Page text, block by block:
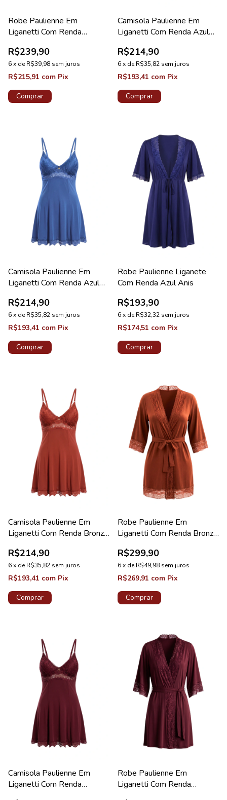
Robe Paulienne Em
Liganetti Com Renda
R$239,90
6x deR$39,98 sem juros
R$215,91 com Pix
Comprar
Camisola Paulienne Em
Liganetti Com Renda Azul
R$214,90
6x deR$35,82 sem juros
R$193,41 com Pix
Comprar
Camisola Paulienne Em
Liganetti Com Renda Azul
R$214,90
6x deR$35,82 sem juros
R$193,41 com Pix
Comprar
Robe Paulienne Liganete
Com Renda Azul Anis
R$193,90
6x deR$32,32 sem juros
R$174,51 com Pix
Comprar
Camisola Paulienne Em
Liganetti Com Renda Bronze
R$214,90
6x deR$35,82 sem juros
R$193,41 com Pix
Comprar
Robe Paulienne Em
Liganetti Com Renda Bronze
R$299,90
6x deR$49,98 sem juros
R$269,91 com Pix
Comprar
Camisola Paulienne Em
Liganetti Com Renda
Robe Paulienne Em
Liganetti Com Renda